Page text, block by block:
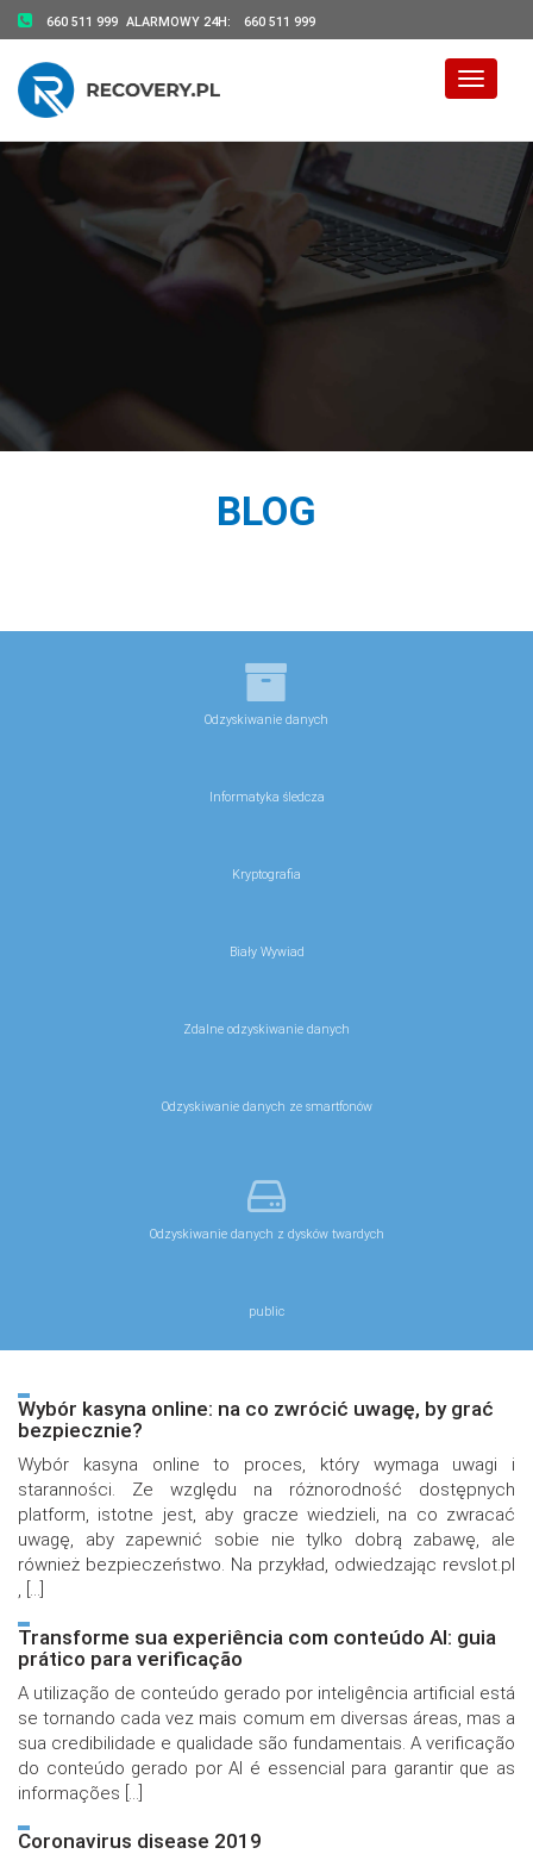
660 511 999 ALARMOWY 24H: 660 511 999
Toggle
BLOG
Odzyskiwanie danych
Informatyka śledcza
Kryptografia
Biały Wywiad
Zdalne odzyskiwanie danych
Odzyskiwanie danych ze smartfonów
Odzyskiwanie danych z dysków twardych
public
Wybór kasyna online: na co zwrócić uwagę, by grać
bezpiecznie?
Wybór kasyna online to proces, który wymaga uwagi i
staranności. Ze względu na różnorodność dostępnych
platform, istotne jest, aby gracze wiedzieli, na co zwracać
uwagę, aby zapewnić sobie nie tylko dobrą zabawę, ale
również bezpieczeństwo. Na przykład, odwiedzając revslot.pl
, […]
Transforme sua experiência com conteúdo AI: guia
prático para verificação
A utilização de conteúdo gerado por inteligência artificial está
se tornando cada vez mais comum em diversas áreas, mas a
sua credibilidade e qualidade são fundamentais. A verificação
do conteúdo gerado por AI é essencial para garantir que as
informações […]
Coronavirus disease 2019